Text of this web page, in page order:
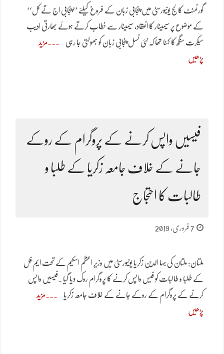
گورنمنٹ کالج یونیورسٹی میں پنجابی زبان کے فروغ کیلئے ’’پنجابی اج تے کل‘‘
کے موضوع پر سیمینار کا انعقاد، سیمینار سے خطاب کرتے ہوئے بھارتی ادیب
سیکرت سنگھ کا کہنا تھا کہ نئی نسل پنجابی زبان کو بھولتی جا رہی مزید
پڑھیں
فیسیں واپس کرنے کے پروگرام کے روکے
جانے کے خلاف جامعہ زکریا کے طلبا و
طالبات کا احتجاج
7 فروری, 2019
ملتان: ملتان کی بہا الدین زکریا یونیورسٹی میں وزیر اعظم اسکیم کے تحت ایم فل
کے طلبا و طالبات کو فیس واپس کرنے کا پروگرام روک دیا گیا ۔فیسیں واپس
کرنے کے پروگرام کے روکے جانے کے خلاف جامعہ زکریا مزید
پڑھیں